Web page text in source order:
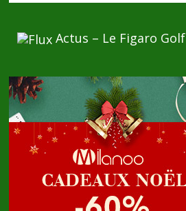
Actus – Le Figaro Golf